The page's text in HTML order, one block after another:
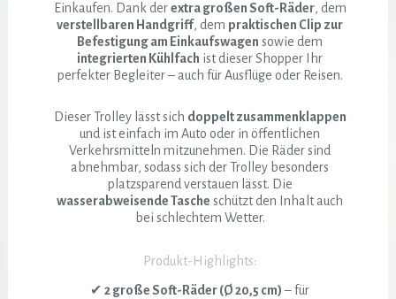
Einkaufen. Dank derextra großen Soft-Räder, dem
verstellbaren Handgriff, dem praktischen Clip zur
Befestigung am Einkaufswagen sowie dem
integrierten Kühlfach ist dieser Shopper Ihr
perfekter Begleiter – auch für Ausflüge oder Reisen.
Dieser Trolley lässt sich doppelt zusammenklappen
und ist einfach im Auto oder in öffentlichen
Verkehrsmitteln mitzunehmen. Die Räder sind
abnehmbar, sodass sich der Trolley besonders
platzsparend verstauen lässt. Die
wasserabweisende Tasche schützt den Inhalt auch
bei schlechtem Wetter.
Produkt-Highlights:
✔2 große Soft-Räder (Ø 20,5 cm)– für